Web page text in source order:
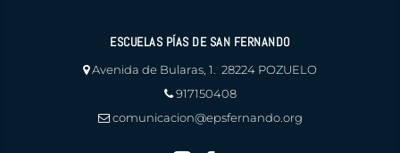
ESCUELAS PÍAS DE SAN FERNANDO
Avenida de Bularas, 1. 28224 POZUELO
917150408
comunicacion@epsfernando.org